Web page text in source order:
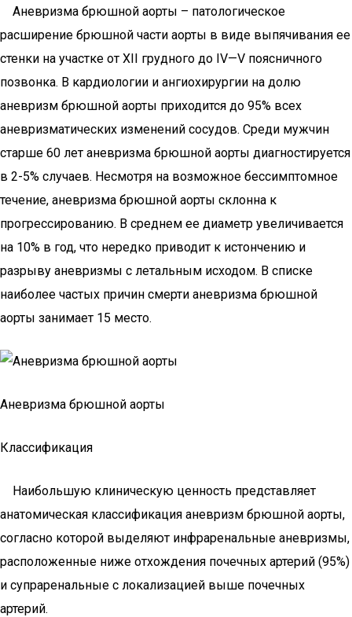
Аневризма брюшной аорты – патологическое
расширение брюшной части аорты в виде выпячивания ее
стенки на участке от XII грудного до IV—V поясничного
позвонка. В кардиологии и ангиохирургии на долю
аневризм брюшной аорты приходится до 95% всех
аневризматических изменений сосудов. Среди мужчин
старше 60 лет аневризма брюшной аорты диагностируется
в 2-5% случаев. Несмотря на возможное бессимптомное
течение, аневризма брюшной аорты склонна к
прогрессированию. В среднем ее диаметр увеличивается
на 10% в год, что нередко приводит к истончению и
разрыву аневризмы с летальным исходом. В списке
наиболее частых причин смерти аневризма брюшной
аорты занимает 15 место.
Аневризма брюшной аорты
Классификация
Наибольшую клиническую ценность представляет
анатомическая классификация аневризм брюшной аорты,
согласно которой выделяют инфраренальные аневризмы,
расположенные ниже отхождения почечных артерий (95%)
и супраренальные с локализацией выше почечных
артерий.